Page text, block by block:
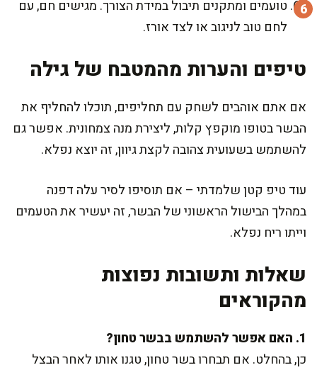
טועמים ומתקנים תיבול במידת הצורך. מגישים חם, עם
לחם טוב לניגוב או לצד אורז.
טיפים והערות מהמטבח של גילה
אם אתם אוהבים לשחק עם תחליפים, תוכלו להחליף את
הבשר בטופו מוקפץ קלות, ליצירת מנה צמחונית. אפשר גם
להשתמש בשעועית צהובה לקצת גיוון, זה יוצא נפלא.
עוד טיפ קטן שלמדתי – אם תוסיפו לסיר עלה דפנה
במהלך הבישול הראשוני של הבשר, זה יעשיר את הטעמים
וייתו ריח נפלא.
שאלות ותשובות נפוצות
מהקוראים
1. האם אפשר להשתמש בבשר טחון?
כן, בהחלט. אם תבחרו בשר טחון, טגנו אותו לאחר הבצל